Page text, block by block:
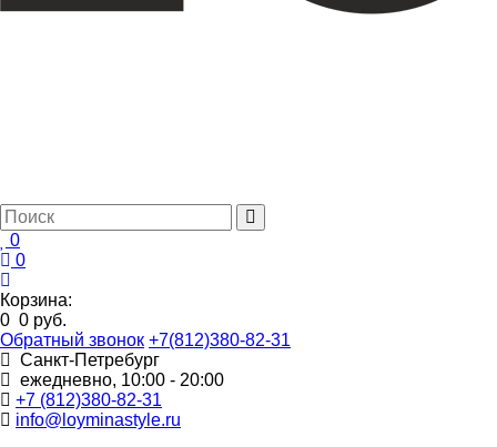
0
0
Корзина:
0 0 руб.
Обратный звонок +7(812)380-82-31
Санкт-Петребург
ежедневно, 10:00 - 20:00
+7 (812)380-82-31
info@loyminastyle.ru